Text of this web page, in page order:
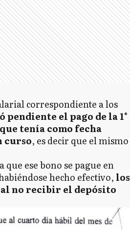
correspondiente a los
pendiente el pago de la 1°
tenía como fecha
curso, es decir que el mismo
ese bono se pague en
hecho efectivo, los
al no recibir el depósito